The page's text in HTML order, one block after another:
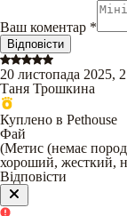
Ваш коментар *
Відповісти
20 листопада 2025,
Таня Трошкина
Куплено в Pethouse
Фай
(Метис (немає
хороший, жесткий,
Відповісти